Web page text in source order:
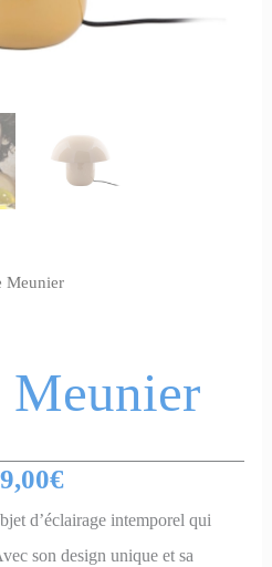
Meunier
Meunier
€
d’éclairage intemporel qui
son design unique et sa